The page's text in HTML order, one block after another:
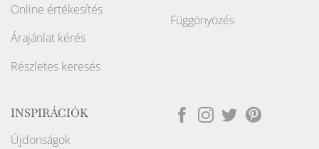
Online értékesítés
Árajánlat kérés
Részletes keresés
Függönyözés
INSPIRÁCIÓK
Újdonságok